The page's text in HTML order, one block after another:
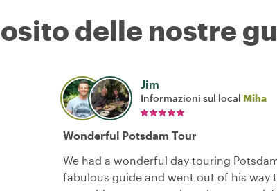
delle nostre
Jim
Informazioni sul local Miha
Wonderful Potsdam Tour
We had a wonderful day touring
fabulous guide and went out of his way